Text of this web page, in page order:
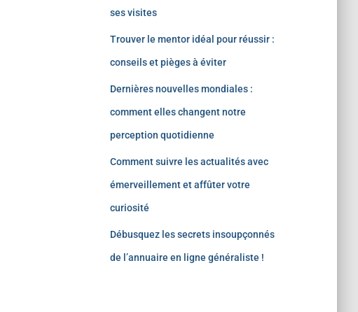
ses visites
Trouver le mentor idéal pour réussir :
conseils et pièges à éviter
Dernières nouvelles mondiales :
comment elles changent notre
perception quotidienne
Comment suivre les actualités avec
émerveillement et affûter votre
curiosité
Débusquez les secrets insoupçonnés
de l’annuaire en ligne généraliste !